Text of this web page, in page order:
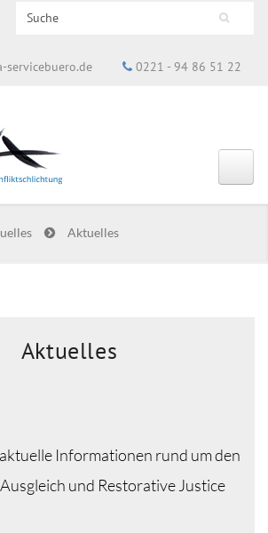
Suchformular
Search this site
servicebuero.de 0221 - 94 86 51 22
Aktuelles
Aktuelles
Informationen rund um den
und Restorative Justice